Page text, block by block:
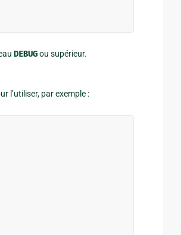
DEBUGou supérieur.
l’utiliser, par exemple :